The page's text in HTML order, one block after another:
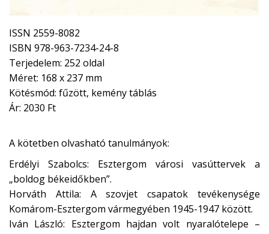
ISSN 2559-8082
ISBN 978-963-7234-24-8
Terjedelem: 252 oldal
Méret: 168 x 237 mm
Kötésmód: fűzött, kemény táblás
Ár: 2030 Ft
A kötetben olvasható tanulmányok:
Erdélyi Szabolcs: Esztergom városi vasúttervek a
„boldog békeidőkben”.
Horváth Attila: A szovjet csapatok tevékenysége
Komárom-Esztergom vármegyében 1945-1947 között.
Iván László: Esztergom hajdan volt nyaralótelepe –